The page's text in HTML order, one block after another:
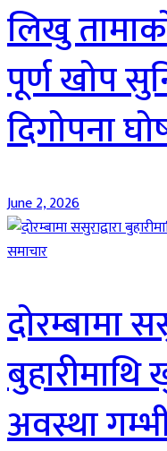
लिखु
पूर्ण खोप
दिगोपना
June 2, 2026
समाचार
दोरम्बामा
बुहारीमाथि
अवस्था